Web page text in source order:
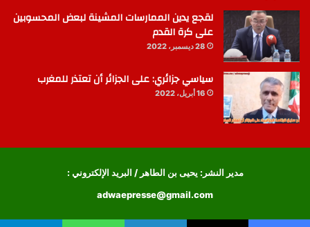
لقجع يدين الممارسات المشينة لبعض المحسوبين
على كرة القدم
28 ديسمبر، 2022
سياسي جزائري: على الجزائر أن تعتذر للمغرب
16 أبريل، 2022
مدير النشر: يحيى بن الطاهر / البريد الإلكتروني :
adwaepresse@gmail.com